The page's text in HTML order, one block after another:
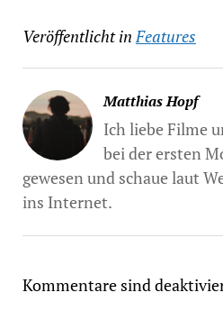
Veröffentlicht in Features
Matthias Hopf
Ich liebe Filme
bei der ersten
gewesen und schaue laut
ins Internet.
Kommentare sind